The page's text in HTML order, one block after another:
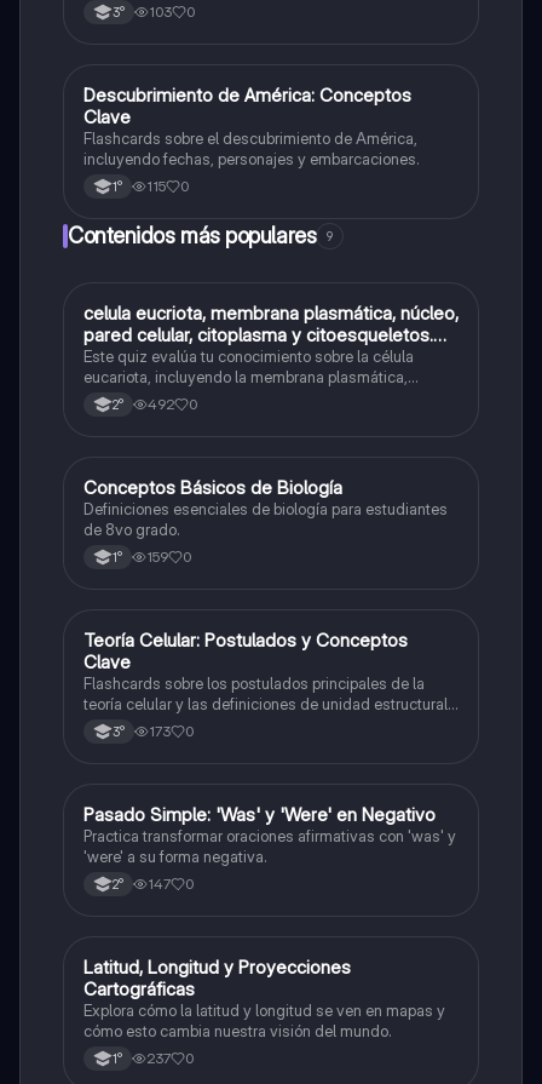
3° 103 0
DHistoria
Descubrimiento de América: Conceptos
Clave
Flashcards sobre el descubrimiento de América,
incluyendo fechas, personajes y embarcaciones.
1° 115 0
Contenidos más populares 9
CBiología
celula eucriota, membrana plasmática, núcleo,
pared celular, citoplasma y citoesqueletos.
nombre se las partes de la celula eucariota
Este quiz evalúa tu conocimiento sobre la célula
eucariota, incluyendo la membrana plasmática,
núcleo, pared celular, citoplasma y citoesqueleto.
2° 492 0
CBiología
Conceptos Básicos de Biología
Definiciones esenciales de biología para estudiantes
de 8vo grado.
1° 159 0
TBiología
Teoría Celular: Postulados y Conceptos
Clave
Flashcards sobre los postulados principales de la
teoría celular y las definiciones de unidad estructural
y funcional.
3° 173 0
PInglés
Pasado Simple: 'Was' y 'Were' en Negativo
Practica transformar oraciones afirmativas con 'was' y
'were' a su forma negativa.
2° 147 0
LGeografía
Latitud, Longitud y Proyecciones
Cartográficas
Explora cómo la latitud y longitud se ven en mapas y
cómo esto cambia nuestra visión del mundo.
1° 237 0